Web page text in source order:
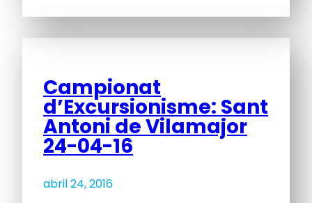
Campionat
d’Excursionisme: Sant
Antoni de Vilamajor
24-04-16
abril 24, 2016